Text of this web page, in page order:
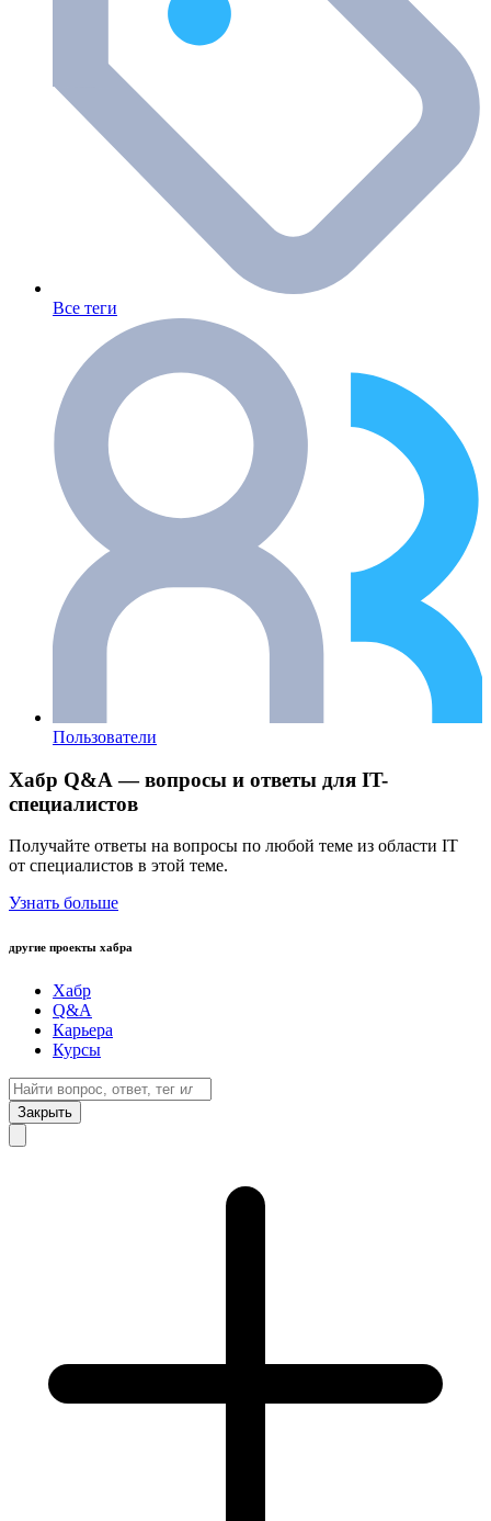
Все теги
Пользователи
Хабр Q&A — вопросы и ответы для IT-
специалистов
Получайте ответы на вопросы по любой теме из области IT
от специалистов в этой теме.
Узнать больше
другие проекты хабра
Хабр
Q&A
Карьера
Курсы
Закрыть